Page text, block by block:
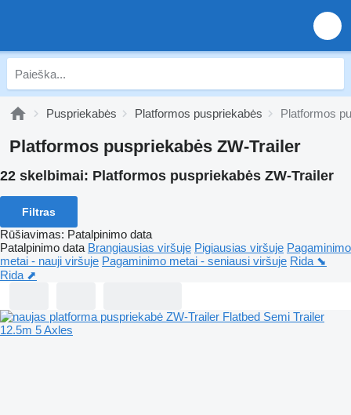
Puspriekabės Platformos puspriekabės Platformos
Platformos puspriekabės ZW-Trailer
22 skelbimai: Platformos puspriekabės ZW-Trailer
Filtras
Rūšiavimas: Patalpinimo data
Patalpinimo data Brangiausias viršuje Pigiausias viršuje Pagaminimo
metai - nauji viršuje Pagaminimo metai - seniausi viršuje Rida ⬊
Rida ⬈